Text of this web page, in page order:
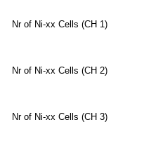
Nr of Ni-xx Cells (CH 1)
Nr of Ni-xx Cells (CH 2)
Nr of Ni-xx Cells (CH 3)